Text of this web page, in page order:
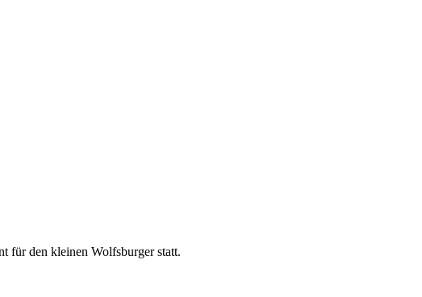
für den kleinen Wolfsburger statt.